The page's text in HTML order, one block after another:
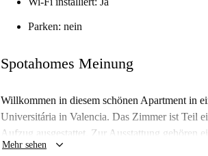
Parken: nein
Spotahomes Meinung
Willkommen in diesem schönen Apartment in
Universitária in Valencia. Das Zimmer ist Teil
Aufzug ausgestattet. Zur Ausstattung gehören
WLAN. Ideal für Berufstätige, Studierende
Mehr sehen keyboard_arrow_down